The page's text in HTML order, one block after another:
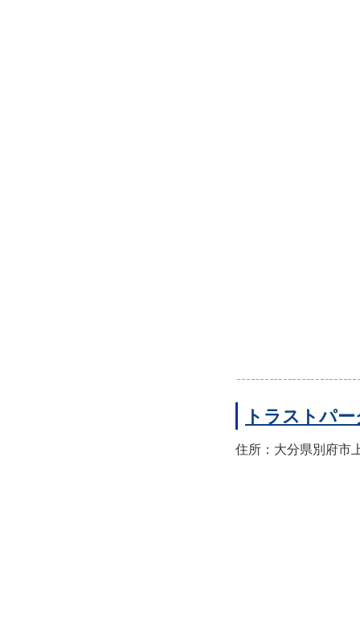
トラストパ
住所：大分県別府市